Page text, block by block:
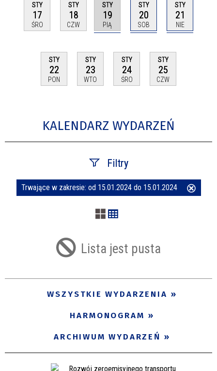
STY
17
ŚRO
STY
18
CZW
STY
19
PIĄ
STY
20
SOB
STY
21
NIE
STY
22
PON
STY
23
WTO
STY
24
ŚRO
STY
25
CZW
KALENDARZ WYDARZEŃ
Filtry
Szukana fraza
Trwające w zakresie: od 15.01.2024 do 15.01.2024
Lista jest pusta
WSZYSTKIE WYDARZENIA
HARMONOGRAM
ARCHIWUM WYDARZEŃ